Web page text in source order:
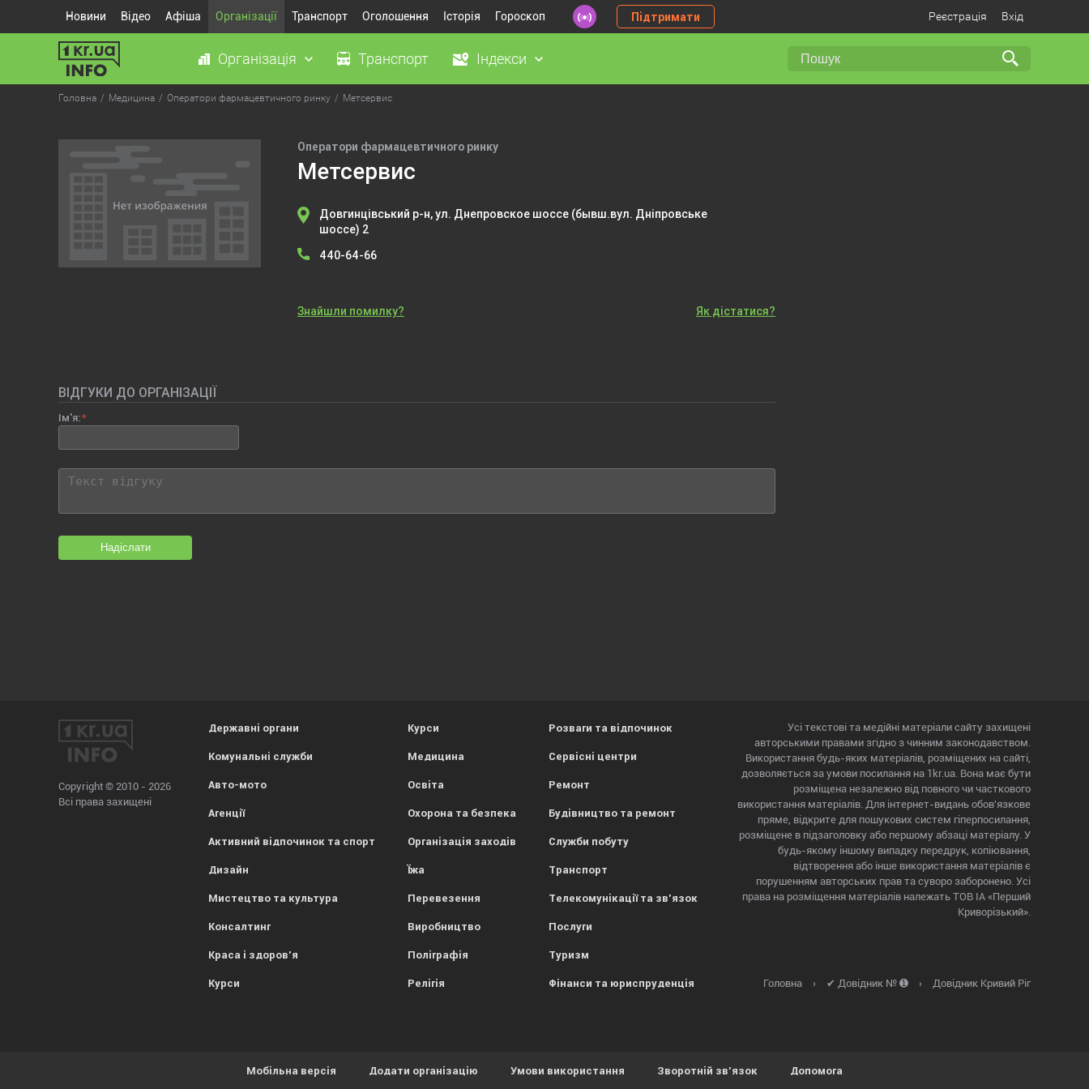
Новини Відео Афіша Організації Транспорт Оголошення Історія Гороскоп Підтримати Реєстрація Вхід
Організація Транспорт Індекси
Головна Медицина Оператори фармацевтичного ринку Метсервис
Оператори фармацевтичного ринку
Метсервис
Довгинцівський р-н, ул. Днепровское шоссе (бывш.вул. Дніпровське
шоссе) 2
440-64-66
Знайшли помилку? Як дістатися?
ВІДГУКИ ДО ОРГАНІЗАЦІЇ
Ім'я:
Надіслати
Copyright © 2010 - 2026
Всі права захищені
Державні органи
Комунальні служби
Авто-мото
Агенції
Активний відпочинок та спорт
Дизайн
Мистецтво та культура
Консалтинг
Краса і здоров'я
Курси
Курси
Медицина
Освіта
Охорона та безпека
Організація заходів
Їжа
Перевезення
Виробництво
Поліграфія
Релігія
Розваги та відпочинок
Сервісні центри
Ремонт
Будівництво та ремонт
Служби побуту
Транспорт
Телекомунікації та зв'язок
Послуги
Туризм
Фінанси та юриспруденція
Усі текстові та медійні матеріали сайту захищені
авторськими правами згідно з чинним законодавством.
Використання будь-яких матеріалів, розміщених на сайті,
дозволяється за умови посилання на 1kr.ua. Вона має бути
розміщена незалежно від повного чи часткового
використання матеріалів. Для інтернет-видань обов'язкове
пряме, відкрите для пошукових систем гіперпосилання,
розміщене в підзаголовку або першому абзаці матеріалу. У
будь-якому іншому випадку передрук, копіювання,
відтворення або інше використання матеріалів є
порушенням авторських прав та суворо заборонено. Усі
права на розміщення матеріалів належать ТОВ ІА «Перший
Криворізький».
Головна › ✔ Довідник № ➊ › Довідник Кривий Ріг
Мобільна версія Додати організацію Умови використання Зворотній зв'язок Допомога